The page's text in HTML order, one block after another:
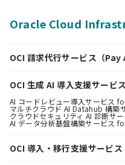
Oracle Cloud
OCI 請求代行サービス（Pay
OCI 生成 AI 導入支援サービス
AI コードレビュー導入サービス
マルチクラウド AI Datahub 構築
クラウドセキュリティ AI 診断サ
AI データ分析基盤構築サービス
OCI 導入・移行支援サービス